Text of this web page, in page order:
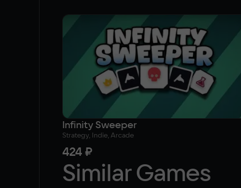
Infinity Sweeper
Strategy, Indie, Arcade
424 ₽
Similar Games